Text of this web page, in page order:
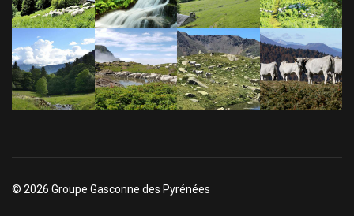
© 2026 Groupe Gasconne des Pyrénées